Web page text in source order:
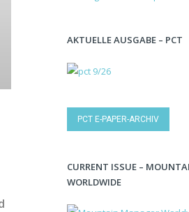
AKTUELLE AUSGABE – PCT
PCT E-PAPER-ARCHIV
CURRENT ISSUE –
WORLDWIDE